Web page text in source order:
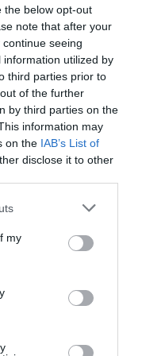
the below opt-out
note that after your
seeing
utilized by
third parties prior to
of the further
by third parties on the
information may
on the IAB’s List of
disclose it to other
my
Instagram.